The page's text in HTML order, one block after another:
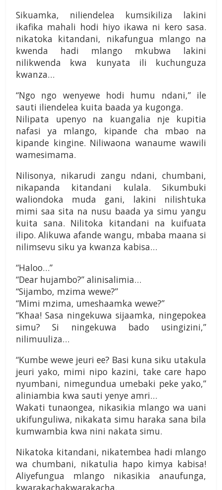
Sikuamka, niliendelea kumsikiliza lakini
ikafika mahali hodi hiyo ikawa ni kero sasa.
nikatoka kitandani, nikafungua mlango na
kwenda hadi mlango mkubwa lakini
nilikwenda kwa kunyata ili kuchunguza
kwanza…
“Ngo ngo wenyewe hodi humu ndani,” ile
sauti iliendelea kuita baada ya kugonga.
Nilipata upenyo na kuangalia nje kupitia
nafasi ya mlango, kipande cha mbao na
kipande kingine. Niliwaona wanaume wawili
wamesimama.
Nilisonya, nikarudi zangu ndani, chumbani,
nikapanda kitandani kulala. Sikumbuki
waliondoka muda gani, lakini nilishtuka
mimi saa sita na nusu baada ya simu yangu
kuita sana. Nilitoka kitandani na kuifuata
ilipo. Alikuwa afande wangu, mbaba maana si
nilimsevu siku ya kwanza kabisa…
“Haloo…”
“Dear hujambo?” alinisalimia…
“Sijambo, mzima wewe?”
“Mimi mzima, umeshaamka wewe?”
“Khaa! Sasa ningekuwa sijaamka, ningepokea
simu? Si ningekuwa bado usingizini,”
nilimuuliza…
“Kumbe wewe jeuri ee? Basi kuna siku utakula
jeuri yako, mimi nipo kazini, take care hapo
nyumbani, nimegundua umebaki peke yako,”
aliniambia kwa sauti yenye amri…
Wakati tunaongea, nikasikia mlango wa uani
ukifunguliwa, nikakata simu haraka sana bila
kumwambia kwa nini nakata simu.
Nikatoka kitandani, nikatembea hadi mlango
wa chumbani, nikatulia hapo kimya kabisa!
Aliyefungua mlango nikasikia anaufunga,
kwarakachakwarakacha.